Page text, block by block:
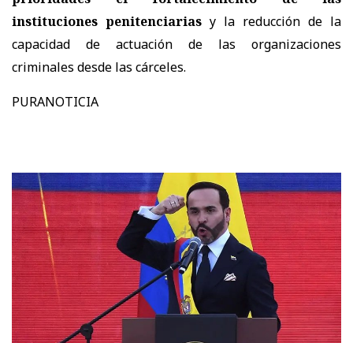
instituciones penitenciarias y la reducción de la
capacidad de actuación de las organizaciones
criminales desde las cárceles.
PURANOTICIA